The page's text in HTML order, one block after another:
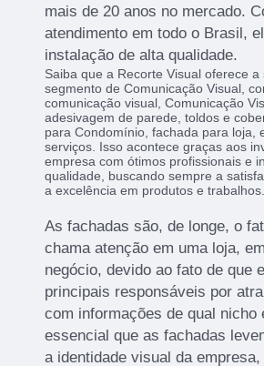
mais de 20 anos no mercado.
atendimento em todo o Brasil,
instalação de alta qualidade.
Saiba que a Recorte Visual oferece a
segmento de Comunicação Visual,
comunicação visual, Comunicação
adesivagem de parede, toldos e
para Condomínio, fachada para loja,
serviços. Isso acontece graças aos
empresa com ótimos profissionais e
qualidade, buscando sempre a
a excelência em produtos e trabalhos.
As fachadas são, de longe, o
chama atenção em uma loja,
negócio, devido ao fato de que
principais responsáveis por
com informações de qual nicho
essencial que as fachadas
a identidade visual da